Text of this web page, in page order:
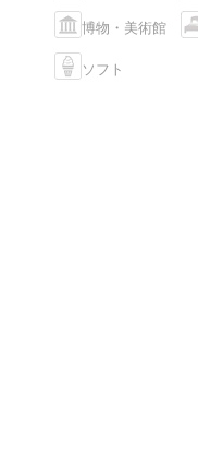
博物・美術館
ソフト